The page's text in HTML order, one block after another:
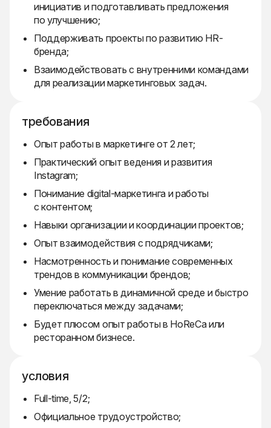
инициатив и подготавливать предложения
по улучшению;
Поддерживать проекты по развитию HR-
бренда;
Взаимодействовать с внутренними командами
для реализации маркетинговых задач.
требования
Опыт работы в маркетинге от 2 лет;
Практический опыт ведения и развития
Instagram;
Понимание digital-маркетинга и работы
с контентом;
Навыки организации и координации проектов;
Опыт взаимодействия с подрядчиками;
Насмотренность и понимание современных
трендов в коммуникации брендов;
Умение работать в динамичной среде и быстро
переключаться между задачами;
Будет плюсом опыт работы в HoReCa или
ресторанном бизнесе.
условия
Full-time, 5/2;
Официальное трудоустройство;